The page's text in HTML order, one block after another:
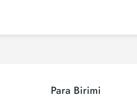
Para Birimi